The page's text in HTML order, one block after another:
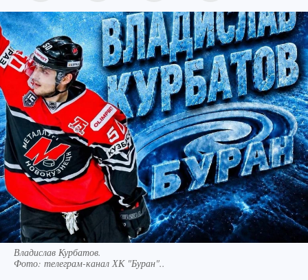
Владислав Курбатов.
Фото: телеграм-канал ХК "Буран"..